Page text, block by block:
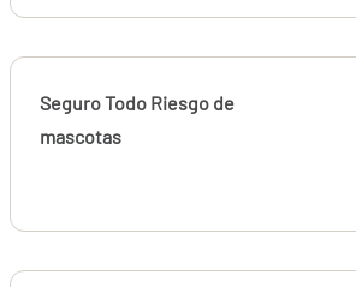
Seguro Todo Riesgo de
mascotas